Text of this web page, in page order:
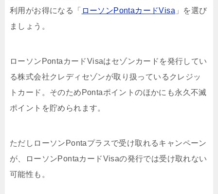
利用がお得になる「 ローソンPontaカードVisa 」を選び
ましょう。
ローソンPontaカードVisaはセゾンカードを発行してい
る株式会社クレディセゾンが取り扱っているクレジッ
トカード。そのためPontaポイントのほかにも永久不滅
ポイントを貯められます。
ただしローソンPontaプラスで受け取れるキャンペーン
が、ローソンPontaカードVisaの発行では受け取れない
可能性も。